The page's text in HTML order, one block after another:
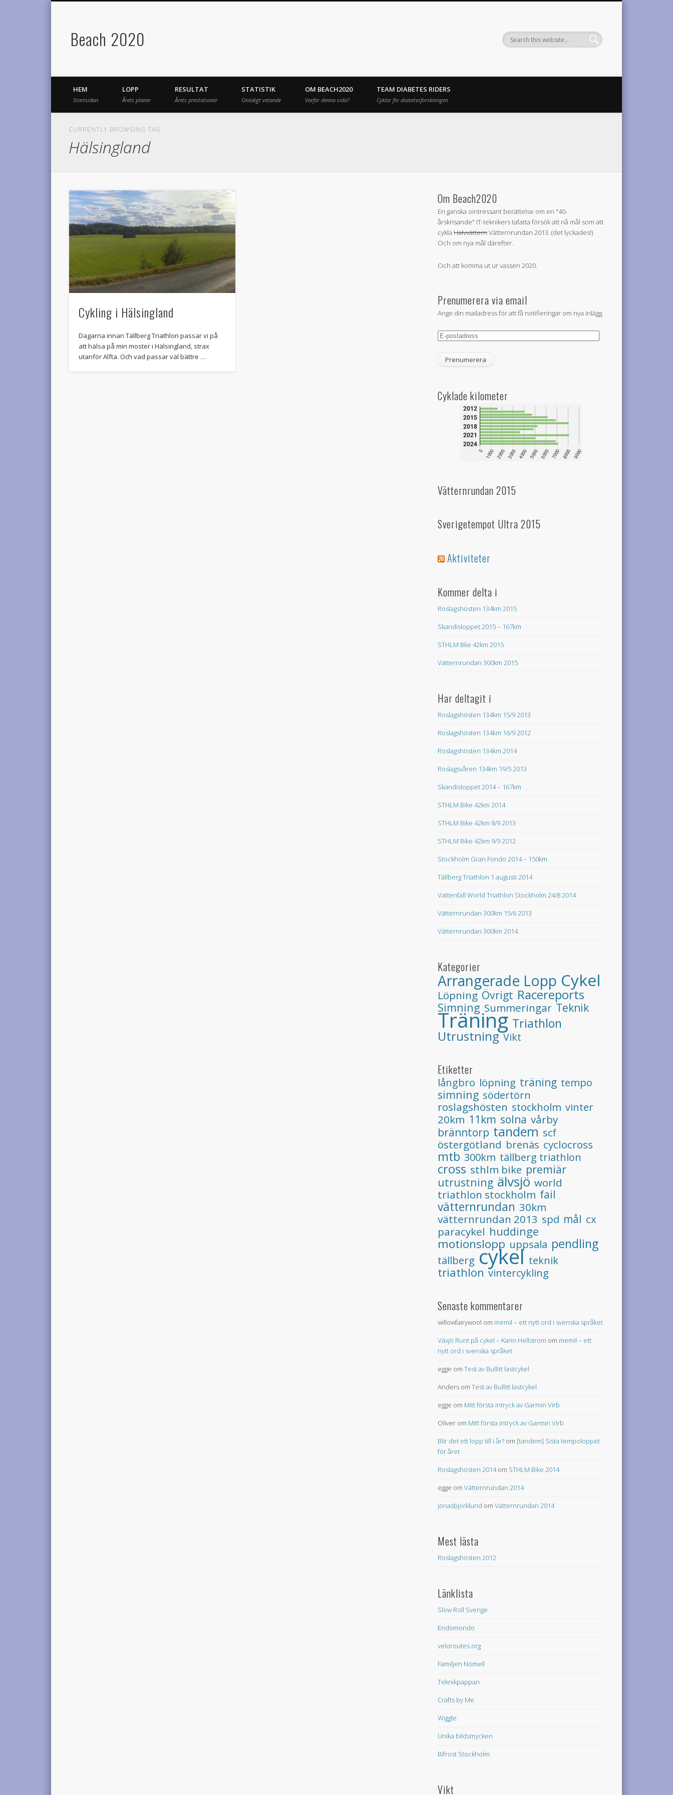
Beach 2020
HEM
Startsidan
LOPP
Årets planer
RESULTAT
Årets prestationer
STATISTIK
Onödigt vetande
OM BEACH2020
Varför denna sida?
TEAM DIABETES RIDERS
Cyklar för diabetesforskningen
CURRENTLY BROWSING TAG
Hälsingland
Cykling i Hälsingland
Dagarna innan Tällberg Triathlon passar vi på
att hälsa på min moster i Hälsingland, strax
utanför Alfta. Och vad passar väl bättre …
Om Beach2020
En ganska ointressant berättelse om en "40-
årskrisande" IT-teknikers tafatta försök att nå mål som att
cyklaHalvvätternVätternrundan 2013. (det lyckades!)
Och om nya mål därefter.
Och att komma ut ur vassen 2020.
Prenumerera via email
Ange din mailadress för att få notifieringar om nya inlägg.
E-
Cyklade kilometer
Vätternrundan 2015
Sverigetempot Ultra 2015
Aktiviteter
Kommer delta i
Roslagshösten 134km 2015
Skandisloppet 2015 – 167km
STHLM Bke 42km 2015
Vätternrundan 300km 2015
Har deltagit i
Roslagshösten 134km 15/9 2013
Roslagshösten 134km 16/9 2012
Roslagshösten 134km 2014
Roslagsvåren 134km 19/5 2013
Skandisloppet 2014 – 167km
STHLM Bike 42km 2014
STHLM Bike 42km 8/9 2013
STHLM Bike 42km 9/9 2012
Stockholm Gran Fondo 2014 – 150km
Tällberg Triathlon 1 augusti 2014
Vattenfall World Triathlon Stockholm 24/8 2014
Vätternrundan 300km 15/6 2013
Vätternrundan 300km 2014
Kategorier
Arrangerade Lopp Cykel
Löpning Övrigt Racereports
Simning Summeringar Teknik
Träning Triathlon
Utrustning Vikt
Etiketter
långbro löpning träning tempo
simning södertörn
roslagshösten stockholm vinter
20km 11km solna vårby
bränntorp tandem scf
östergötland brenäs cyclocross
mtb 300km tällberg triathlon
cross sthlm bike premiär
utrustning älvsjö world
triathlon stockholm fail
vätternrundan 30km
vätternrundan 2013 spd mål cx
paracykel huddinge
motionslopp uppsala pendling
tällberg cykel teknik
triathlon vintercykling
Senaste kommentarer
willowfairywool om memil – ett nytt ord i svenska språket
Växjö Runt på cykel – Karin Hellström om memil – ett
nytt ord i svenska språket
egge omTest av Bullitt lastcykel
Anders omTest av Bullitt lastcykel
egge om Mitt första intryck av Garmin Virb
Oliver om Mitt första intryck av Garmin Virb
Blir det ett lopp till i år? om [tandem] Sista tempoloppet
för året
Roslagshösten 2014om STHLM Bike 2014
egge omVätternrundan 2014
jonasbjorklund omVätternrundan 2014
Mest lästa
Roslagshösten 2012
Länklista
Slow Roll Sverige
Endomondo
veloroutes.org
Familjen Nömell
Teknikpappan
Crafts by Me
Wiggle
Unika bildsmycken
Bifrost Stockholm
Vikt